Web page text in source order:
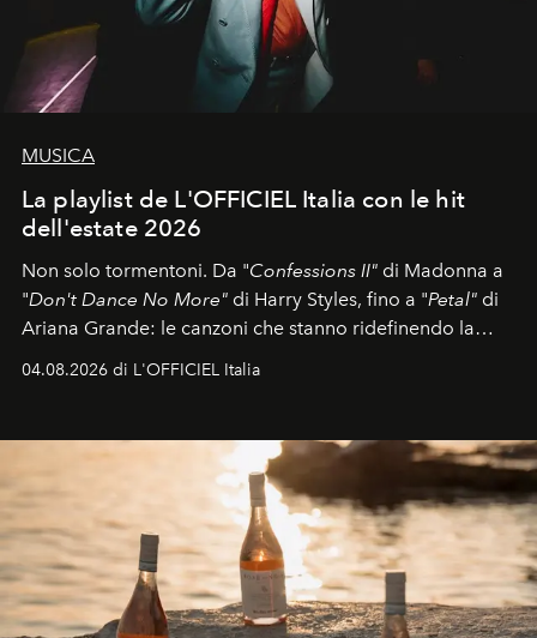
MUSICA
La playlist de L'OFFICIEL Italia con le hit
dell'estate 2026
Non solo tormentoni. Da "Confessions II" di Madonna a
"Don't Dance No More" di Harry Styles, fino a "Petal" di
Ariana Grande: le canzoni che stanno ridefinendo la
04.08.2026 di L'OFFICIEL Italia